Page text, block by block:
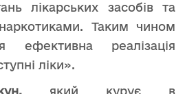
лікарських засобів та
Таким чином
ефективна реалізація
ліки».
який курує в